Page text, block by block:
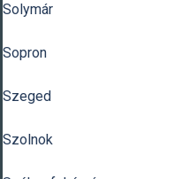
Solymár
Sopron
Szeged
Szolnok